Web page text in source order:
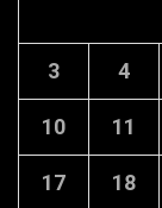
3 4
10 11
17 18